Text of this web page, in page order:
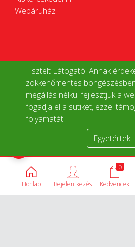
Tisztelt Látogató! Annak
zökkenőmentes
megállás nélkül fejlesztjük a
fogadja el a sütiket, ezzel
folyamatát.
Egyetértek
Webáruház
Honlap
0
Kedvencek
Bejelentkezés
Termékek összehasonlítása